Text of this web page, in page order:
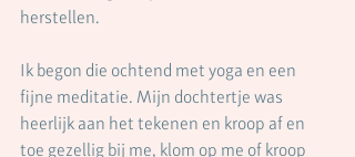
herstellen.
Ik begon die ochtend met yoga en een
fijne meditatie. Mijn dochtertje was
heerlijk aan het tekenen en kroop af en
toe gezellig bij me, klom op me of kroop